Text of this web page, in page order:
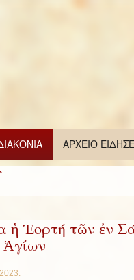
ΑΡΧΕΙΟ
ἡ Ἑορτή τῶν ἐν
.